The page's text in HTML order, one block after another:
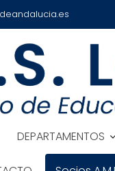
DEPARTAMENTOS